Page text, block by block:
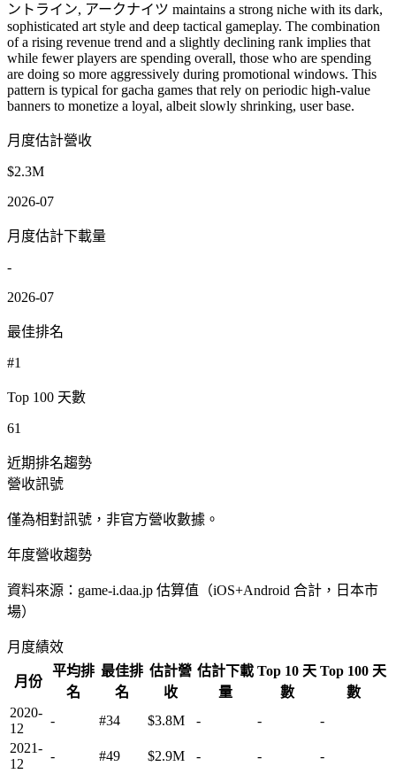
ントライン, アークナイツ maintains a strong niche with its dark,
sophisticated art style and deep tactical gameplay. The combination
of a rising revenue trend and a slightly declining rank implies that
while fewer players are spending overall, those who are spending
are doing so more aggressively during promotional windows. This
pattern is typical for gacha games that rely on periodic high-value
banners to monetize a loyal, albeit slowly shrinking, user base.
月度估計營收
$2.3M
2026-07
月度估計下載量
-
2026-07
最佳排名
#1
Top 100 天數
61
近期排名趨勢
營收訊號
僅為相對訊號，非官方營收數據。
年度營收趨勢
資料來源：game-i.daa.jp 估算值（iOS+Android 合計，日本市
場）
月度績效
月份
平均排
名
最佳排
名
估計營
收
估計下載
量
Top 10 天
數
Top 100 天
數
2020-
12
- #34 $3.8M - -
-
2021-
12
- #49 $2.9M - -
-